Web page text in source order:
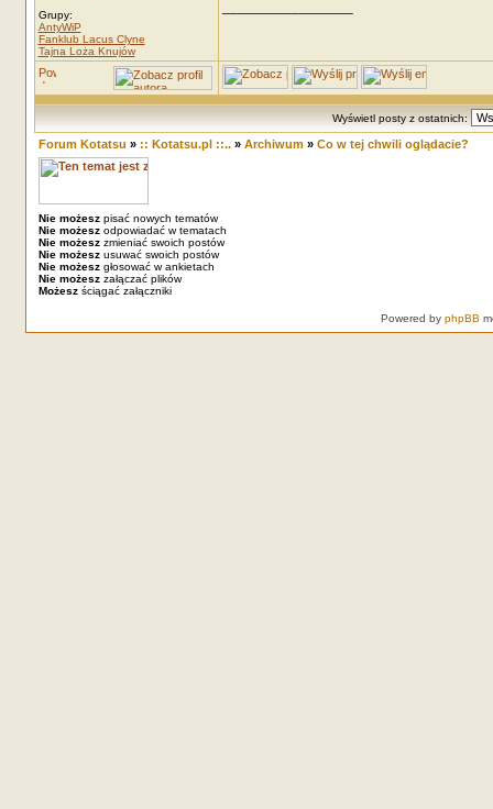
Grupy:
AntyWiP
Fanklub Lacus Clyne
Tajna Loża Knujów
Wyświetl posty z ostatnich:
Forum Kotatsu » :: Kotatsu.pl ::..» Archiwum» Co w tej chwili oglądacie?
Nie możeszpisać nowych tematów
Nie możeszodpowiadać w tematach
Nie możeszzmieniać swoich postów
Nie możeszusuwać swoich postów
Nie możeszgłosować w ankietach
Nie możeszzałączać plików
Możeszściągać załączniki
Powered by phpBB